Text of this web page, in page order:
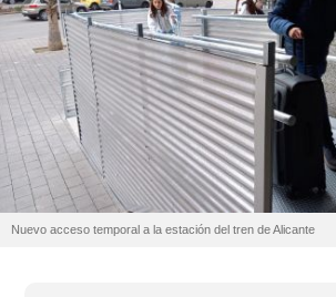
Nuevo acceso temporal a la estación del tren de Alicante